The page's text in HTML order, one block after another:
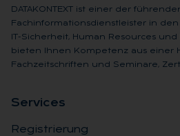
DATAKONTEXT ist einer der
Fachinformationsdienstleister in
IT-Sicherheit, Human Resources
bieten Ihnen Kompetenz aus einer
Fachzeitschriften und Seminare,
Ser­vices
Registrierung